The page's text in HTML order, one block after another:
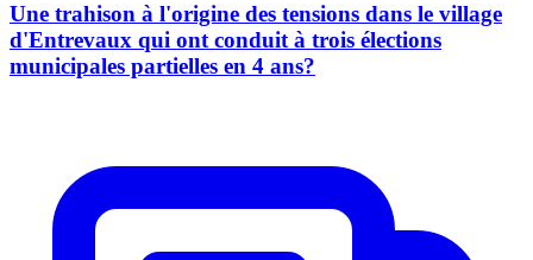
Une trahison à l'origine des tensions dans le village
d'Entrevaux qui ont conduit à trois élections
municipales partielles en 4 ans?